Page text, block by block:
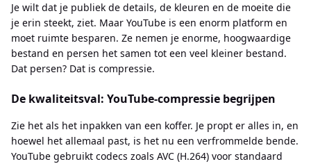
Je wilt dat je publiek de details, de kleuren en de moeite die
je erin steekt, ziet. Maar YouTube is een enorm platform en
moet ruimte besparen. Ze nemen je enorme, hoogwaardige
bestand en persen het samen tot een veel kleiner bestand.
Dat persen? Dat is compressie.
De kwaliteitsval: YouTube-compressie begrijpen
Zie het als het inpakken van een koffer. Je propt er alles in, en
hoewel het allemaal past, is het nu een verfrommelde bende.
YouTube gebruikt codecs zoals AVC (H.264) voor standaard